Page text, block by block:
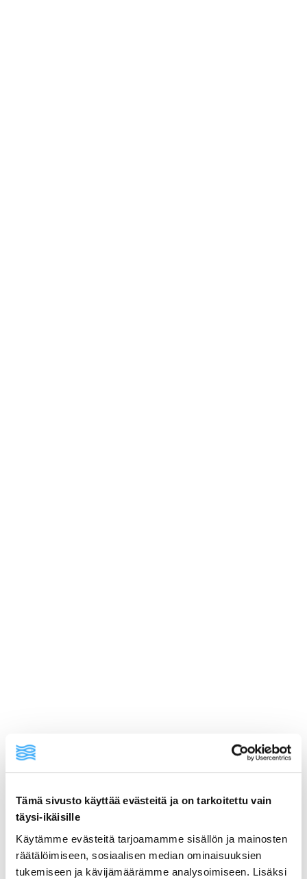
Tämä sivusto käyttää evästeitä ja on tarkoitettu vain
täysi-ikäisille
Käytämme evästeitä tarjoamamme sisällön ja mainosten
räätälöimiseen, sosiaalisen median ominaisuuksien
tukemiseen ja kävijämäärämme analysoimiseen. Lisäksi
ainekset
valmistusohje